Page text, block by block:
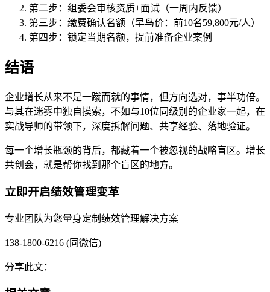
第二步：组委会审核资质+面试（一周内反馈）
第三步：缴费确认名额（早鸟价：前10名59,800元/人）
第四步：锁定当期名额，提前准备企业案例
结语
企业增长从来不是一蹴而就的事情，但方向选对，事半功倍。
与其在迷雾中独自摸索，不如与10位同级别的企业家一起，在
实战导师的带领下，深度拆解问题、共享经验、落地验证。
每一个增长瓶颈的背后，都藏着一个被忽视的战略盲区。增长
共创会，就是帮你找到那个盲区的地方。
立即开启绩效管理变革
专业团队为您量身定制绩效管理解决方案
138-1800-6216 (同微信)
分享此文：